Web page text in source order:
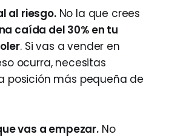
al riesgo.No la que crees
caída del 30% en tu
. Si vas a vender en
ocurra, necesitas
posición más pequeña de
vas a empezar.No